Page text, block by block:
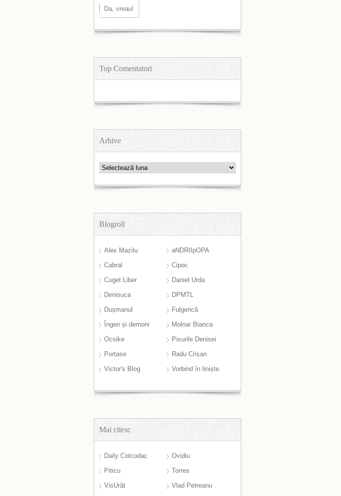
Top Comentatori
Arhive
Arhive
Blogroll
Alex Mazilu
aNDRIIpOPA
Cabral
Cipoc
Cuget Liber
Daniel Urda
Denisuca
DPMTL
Dușmanul
Fulgerică
Îngeri și demoni
Molnar Bianca
Ocsike
Pixurile Denisei
Portase
Radu Crișan
Victor's Blog
Vorbind în liniște
Mai citesc
Daily Cotcodac
Ovidiu
Piticu
Torres
VisUrât
Vlad Petreanu